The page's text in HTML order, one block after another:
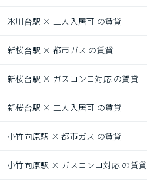
氷川台駅 × 二人入居可 の賃貸
新桜台駅 × 都市ガス の賃貸
新桜台駅 × ガスコンロ対応 の賃貸
新桜台駅 × 二人入居可 の賃貸
小竹向原駅 × 都市ガス の賃貸
小竹向原駅 × ガスコンロ対応 の賃貸